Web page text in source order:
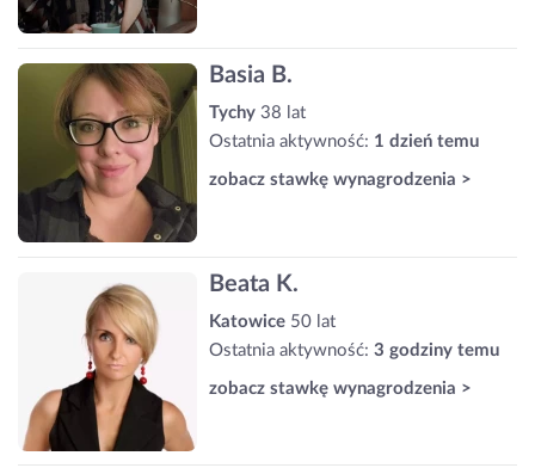
Basia B.
Tychy 38 lat
Ostatnia aktywność: 1 dzień temu
zobacz stawkę wynagrodzenia >
Beata K.
Katowice 50 lat
Ostatnia aktywność: 3 godziny temu
zobacz stawkę wynagrodzenia >